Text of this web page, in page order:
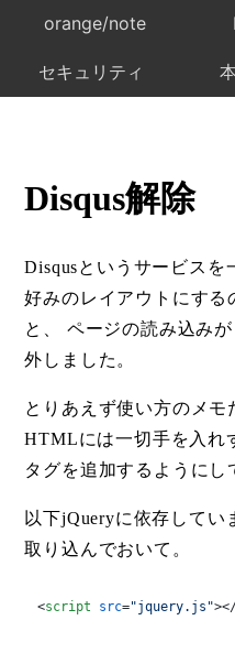
orange/note
セキュリティ
Disqus解除
Disqusというサービスを
好みのレイアウトにする
と、 ページの読み込み
外しました。
とりあえず使い方のメモ
HTMLには一切手を入れ
タグを追加するようにし
以下jQueryに依存して
取り込んでおいて。
<script src="jquery.js">